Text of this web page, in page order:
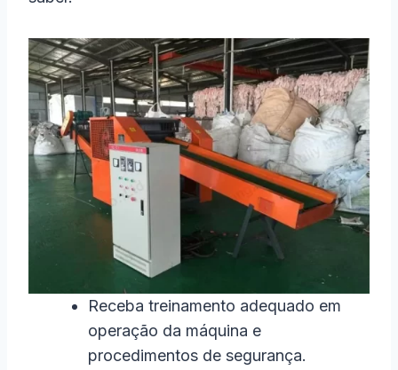
Receba treinamento adequado em
operação da máquina e
procedimentos de segurança.